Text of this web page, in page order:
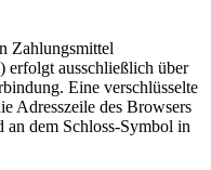
Zahlungsmittel
erfolgt ausschließlich über
Eine verschlüsselte
Adresszeile des Browsers
dem Schloss-Symbol in